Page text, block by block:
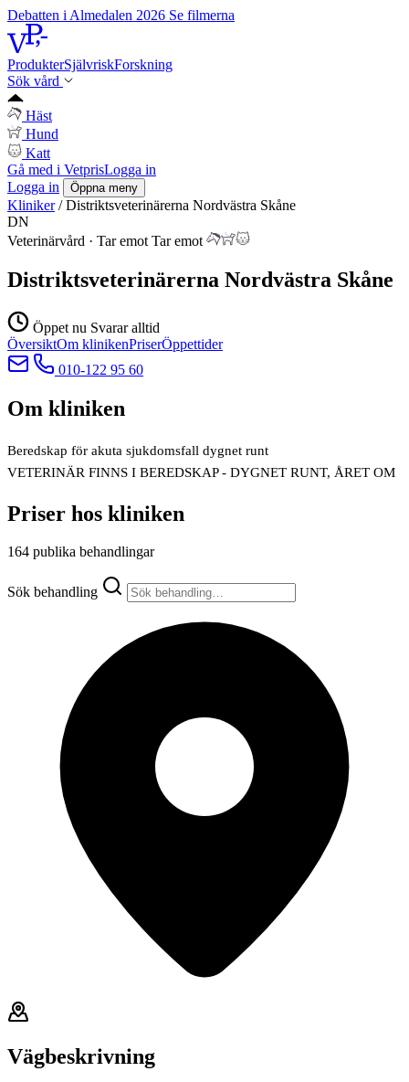
Debatten i Almedalen 2026 Se filmerna
ProdukterSjälvriskForskning
Sök vård
Häst
Hund
Katt
Gå med i VetprisLogga in
Logga in
Öppna meny
Kliniker / Distriktsveterinärerna Nordvästra Skåne
DN
Veterinärvård · Tar emot Tar emot
Distriktsveterinärerna Nordvästra Skåne
Öppet nu Svarar alltid
ÖversiktOm klinikenPriserÖppettider
010-122 95 60
Om kliniken
Beredskap för akuta sjukdomsfall dygnet runt
VETERINÄR FINNS I BEREDSKAP - DYGNET RUNT, ÅRET OM
Priser hos kliniken
164 publika behandlingar
Sök behandling
Vägbeskrivning